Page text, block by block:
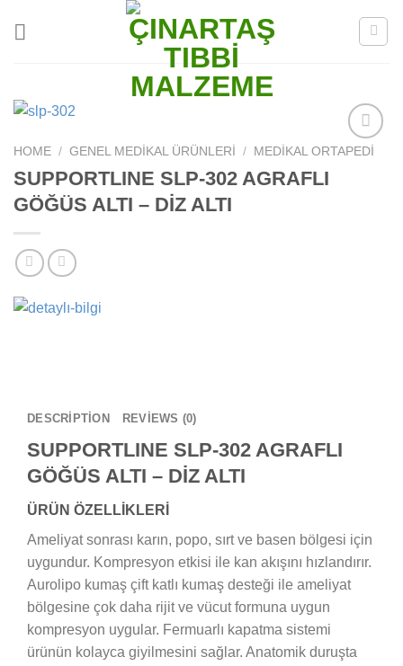
Add to
HOME / GENEL MEDIKAL ÜRÜNLERI / MEDIKAL ORTAPEDI
SUPPORTLINE SLP-302 AGRAFLI
GÖĞÜS ALTI – DİZ ALTI
DESCRIPTION REVIEWS (0)
SUPPORTLINE SLP-302 AGRAFLI
GÖĞÜS ALTI – DİZ ALTI
ÜRÜN ÖZELLİKLERİ
Ameliyat sonrası karın, popo, sırt ve basen bölgesi için
uygundur. Kompresyon etkisi ile kan akışını hızlandırır.
Aurolipo kumaş çift katlı kumaş desteği ile ameliyat
bölgesine çok daha rijit ve vücut formuna uygun
kompresyon uygular. Fermuarlı kapatma sistemi
ürünün kolayca giyilmesini sağlar. Anatomik duruşta